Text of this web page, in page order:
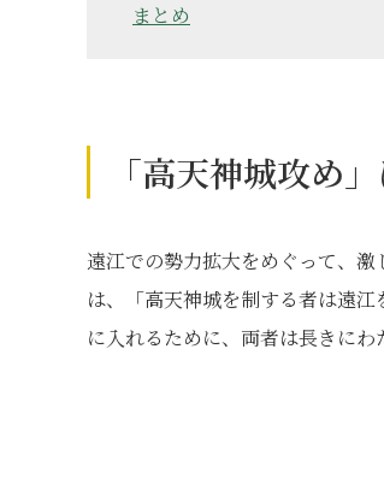
まとめ
「高天神城攻め
遠江での勢力拡大をめぐって、
は、「高天神城を制する者は遠
に入れるために、両者は長きにわ